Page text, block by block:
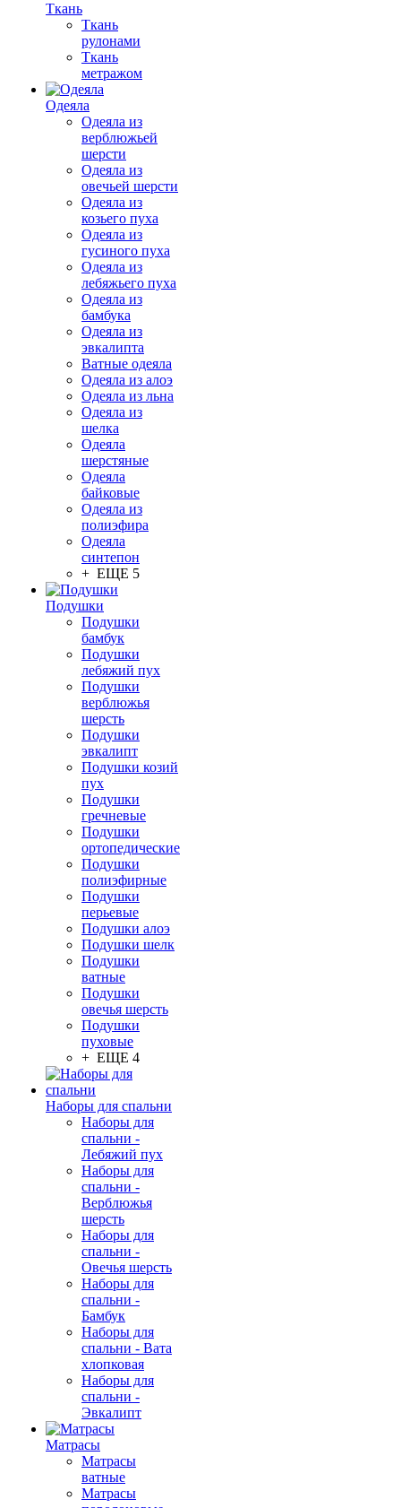
Ткань
Ткань
рулонами
Ткань
метражом
Одеяла
Одеяла из
верблюжьей
шерсти
Одеяла из
овечьей шерсти
Одеяла из
козьего пуха
Одеяла из
гусиного пуха
Одеяла из
лебяжьего пуха
Одеяла из
бамбука
Одеяла из
эвкалипта
Ватные одеяла
Одеяла из алоэ
Одеяла из льна
Одеяла из
шелка
Одеяла
шерстяные
Одеяла
байковые
Одеяла из
полиэфира
Одеяла
синтепон
+ ЕЩЕ 5
Подушки
Подушки
бамбук
Подушки
лебяжий пух
Подушки
верблюжья
шерсть
Подушки
эвкалипт
Подушки козий
пух
Подушки
гречневые
Подушки
ортопедические
Подушки
полиэфирные
Подушки
перьевые
Подушки алоэ
Подушки шелк
Подушки
ватные
Подушки
овечья шерсть
Подушки
пуховые
+ ЕЩЕ 4
Наборы для спальни
Наборы для
спальни -
Лебяжий пух
Наборы для
спальни -
Верблюжья
шерсть
Наборы для
спальни -
Овечья шерсть
Наборы для
спальни -
Бамбук
Наборы для
спальни - Вата
хлопковая
Наборы для
спальни -
Эвкалипт
Матрасы
Матрасы
ватные
Матрасы